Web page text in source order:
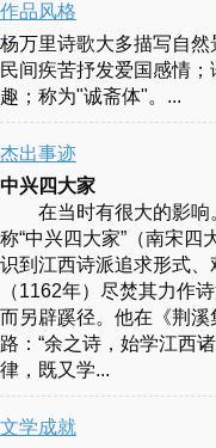
作品风格
杨万里诗歌大多描写自
民间疾苦抒发爱国感情
趣；称为"诚斋体"。...
杰出事迹
中兴四大家
在当时有很大的影响
称“中兴四大家”（南宋四
识到江西诗派追求形式
（1162年）尽焚其力作
而另辟蹊径。他在《荆
路：“余之诗，始学江西
律，既又学...
文学成就